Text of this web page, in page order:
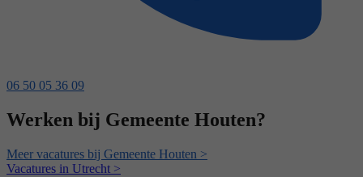
06 50 05 36 09
Werken bij Gemeente Houten?
Meer vacatures bij Gemeente Houten >
Vacatures in Utrecht >